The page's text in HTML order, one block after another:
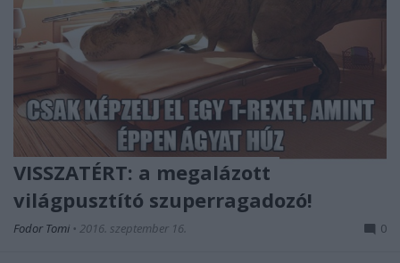
VISSZATÉRT: a megalázott
világpusztító szuperragadozó!
Fodor Tomi • 2016. szeptember 16. 0